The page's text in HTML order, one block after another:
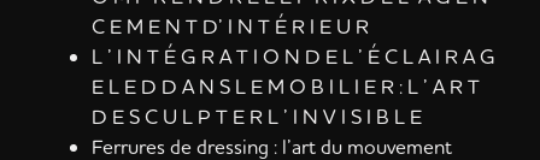
C E M E N T D’ I N T É R I E U R
L ’ I N T É G R A T I O N D E L ’ É C L A I R A G
E L E D D A N S L E M O B I L I E R : L ’ A R T
D E S C U L P T E R L ’ I N V I S I B L E
Ferrures de dressing : l’art du mouvement